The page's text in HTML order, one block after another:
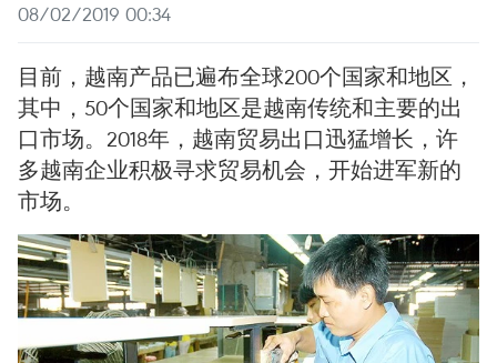
08/02/2019 00:34
目前，越南产品已遍布全球200个国家和地区，
其中，50个国家和地区是越南传统和主要的出
口市场。2018年，越南贸易出口迅猛增长，许
多越南企业积极寻求贸易机会，开始进军新的
市场。